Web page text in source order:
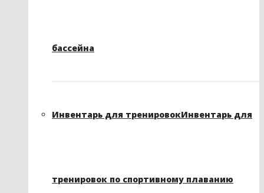
бассейна
Инвентарь для тренировокИнвентарь для
тренировок по спортивному плаванию